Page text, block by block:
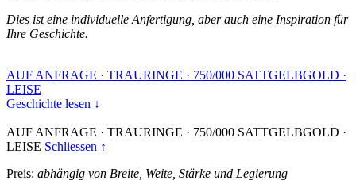
Dies ist eine individuelle Anfertigung, aber auch eine Inspiration für
Ihre Geschichte.
AUF ANFRAGE · TRAURINGE · 750/000 SATTGELBGOLD ·
LEISE
Geschichte lesen ↓
AUF ANFRAGE · TRAURINGE · 750/000 SATTGELBGOLD ·
LEISE Schliessen ↑
Preis: abhängig von Breite, Weite, Stärke und Legierung